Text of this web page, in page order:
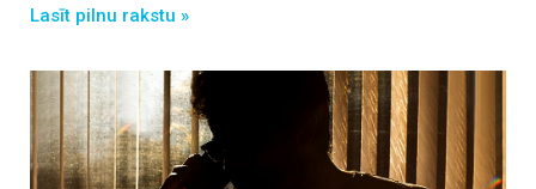
Lasīt pilnu rakstu »